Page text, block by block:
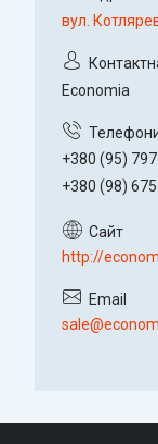
вул.
Economia
+380 (95)
+380 (98)
http://